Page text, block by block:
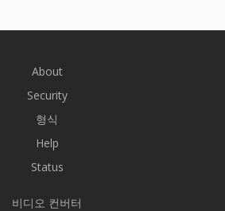
About
Security
형식
Help
Status
비디오 컨버터